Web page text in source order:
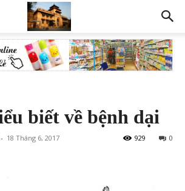
biết về bệnh dại
- 18 Tháng 6, 2017 0
929